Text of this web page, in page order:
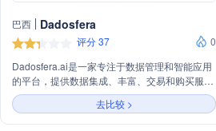
巴西 Dadosfera
评分 37
0
Dadosfera.ai是一家专注于数据管理和智能应用
的平台，提供数据集成、丰富、交易和购买服
务，旨在帮助企业通过数据驱动决策，创造商业
价值。公司通过其平台简化智能应用的开发过
程，支持数据的统一、新收入源的创造、业务机
去比较 >